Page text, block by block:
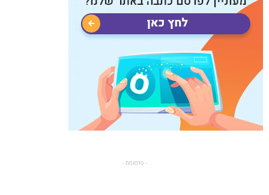
- פרסומת -